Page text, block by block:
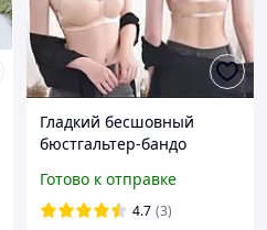
Гладкий бесшовный
бюстгальтер-бандо
70АВ-75АВ
Готово к отправке
4.7 (3)